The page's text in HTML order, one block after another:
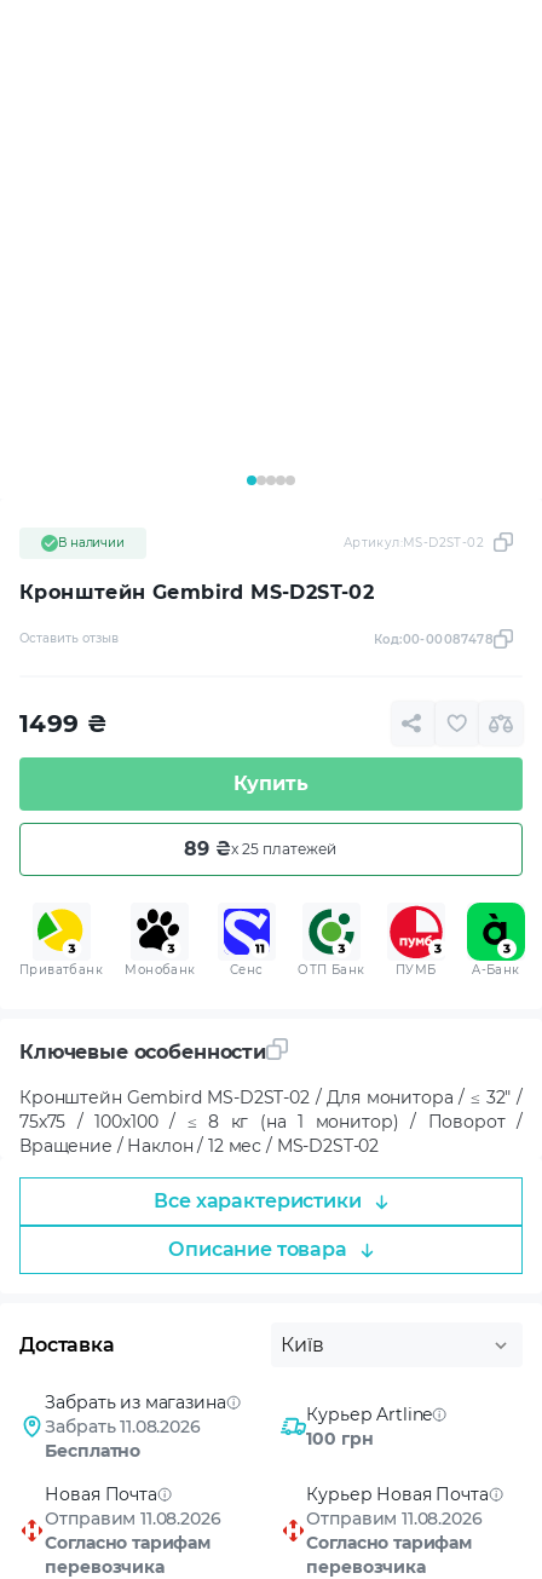
Кронштейн Gembird MS-D2ST-02
В наличии Артикул:MS-D2ST-02
Оставить отзыв Код:00-00087478
1499 ₴
Купить
89 ₴x 25 платежей
Приватбанк Монобанк Сенс ОТП Банк ПУМБ A-Банк
Ключевые особенности
Кронштейн Gembird MS-D2ST-02 / Для монитора / ≤ 32" /
75х75 / 100х100 / ≤ 8 кг (на 1 монитор) / Поворот /
Вращение / Наклон / 12 мес / MS-D2ST-02
Все характеристики
Описание товара
Доставка Київ
Забрать из магазина
Забрать 11.08.2026
Бесплатно
Курьер Artline
100 грн
Новая Почта
Отправим 11.08.2026
Согласно тарифам
перевозчика
Курьер Новая Почта
Отправим 11.08.2026
Согласно тарифам
перевозчика